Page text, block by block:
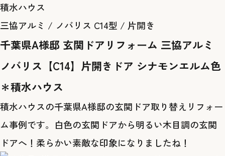
積水ハウス
三協アルミ / ノバリス C14型 / 片開き
千葉県A様邸 玄関ドアリフォーム 三協アルミ
ノバリス【C14】片開きドア シナモンエルム色
＊積水ハウス
積水ハウスの千葉県A様邸の玄関ドア取り替えリフォー
ム事例です。白色の玄関ドアから明るい木目調の玄関
ドアへ！柔らかい素敵な印象になりましたね！